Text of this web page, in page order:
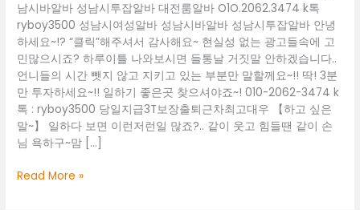
남시바알바 성남시투잡알바 대전룸알바 O1O.2062.3474 k톡
ryboy3500 성남시여성알바 성남시바알바 성남시투잡알바 안녕
하세요~!? “클릭”해주셔서 감사해요~ 현실성 없는 광고들속에 고
민많으시죠? 하루이틀 나와보시면 들통날 거짓말 안하겠습니다..
언니들의 시간 뺏지 않고 지키고 있는 부분만 말할께요~!! 딱! 3분
만 투자하세요~!! 일하기 좋은곳 찾으셔야죠~! 010-2062-3474 k
톡 : ryboy3500 당일지급3T보장출퇴근차최고대우 【하고 싶은
말~】 일하다 보면 이런저런일 많죠?.. 같이 웃고 힘들땐 같이 손
님 욕하구~맘 […]
대
Read More »